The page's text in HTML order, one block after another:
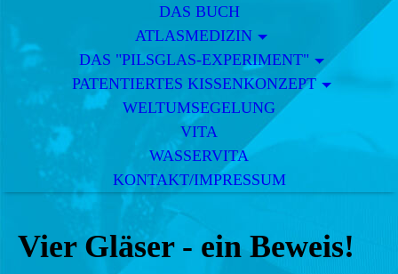
DAS BUCH
ATLASMEDIZIN
DAS "PILSGLAS-EXPERIMENT"
PATENTIERTES KISSENKONZEPT
WELTUMSEGELUNG
VITA
WASSERVITA
KONTAKT/IMPRESSUM
Vier Gläser - ein Beweis!